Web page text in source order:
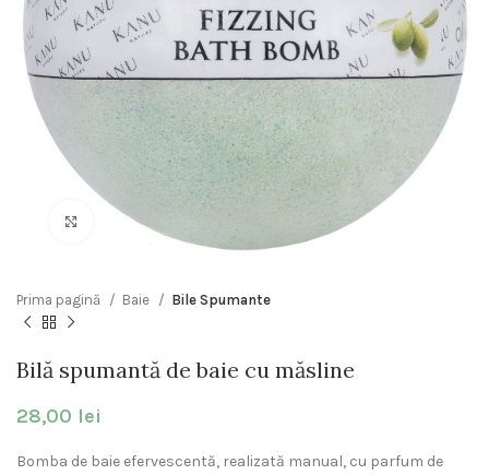
Click to enlarge
Prima pagină Baie Bile Spumante
Bilă spumantă de baie cu măsline
28,00 lei
Bomba de baie efervescentă, realizată manual, cu parfum de